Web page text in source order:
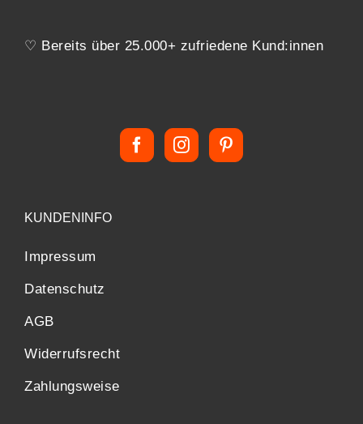
♡ Bereits über 25.000+ zufriedene Kund:innen
KUNDENINFO
Impressum
Datenschutz
AGB
Widerrufsrecht
Zahlungsweise